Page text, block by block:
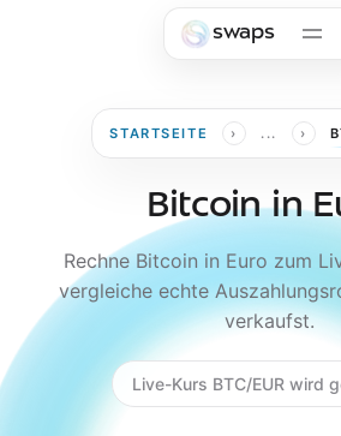
swaps
STARTSEITE › ... ›
Bitcoin in
Rechne Bitcoin in Euro zum
vergleiche echte
verkaufst.
Live-Kurs BTC/EUR wird